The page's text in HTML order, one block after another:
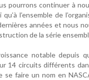
pourrons continuer à
qu’à l’ensemble de
années et nous
de la série
notable depuis
14 circuits différents
se faire un nom en